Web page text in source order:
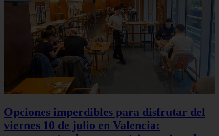
Opciones imperdibles para disfrutar del
viernes 10 de julio en Valencia: